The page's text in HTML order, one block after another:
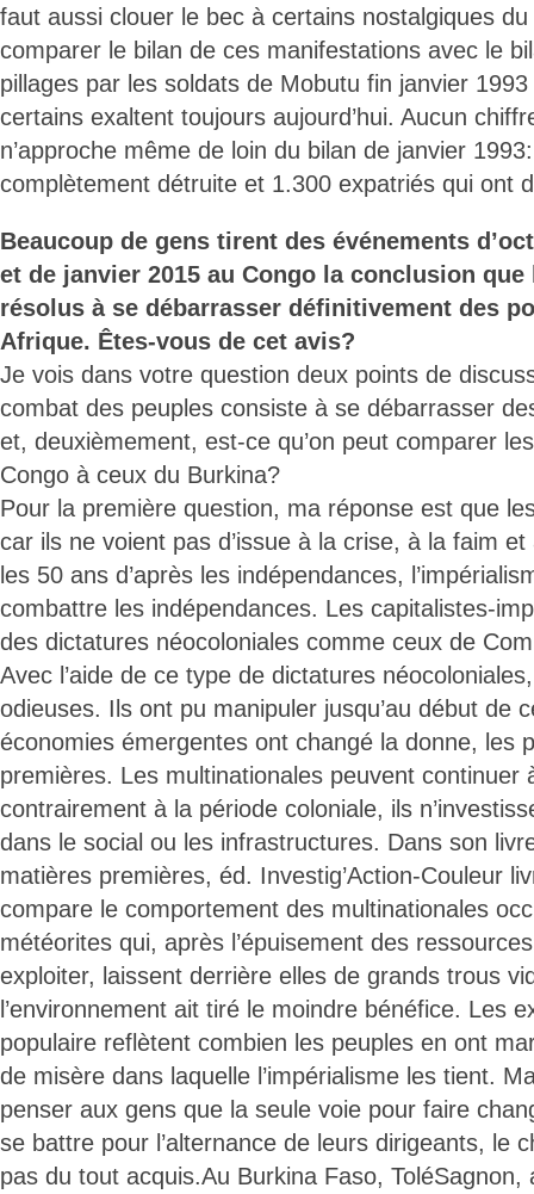
faut aussi clouer le bec à certains nostalgiques
comparer le bilan de ces manifestations avec le
pillages par les soldats de Mobutu fin janvier
certains exaltent toujours aujourd’hui. Aucun
n’approche même de loin du bilan de janvier
complètement détruite et 1.300 expatriés qui ont
Beaucoup de gens tirent des événements
et de janvier 2015 au Congo la conclusion
résolus à se débarrasser définitivement des
Afrique. Êtes-vous de cet avis?
Je vois dans votre question deux points de
combat des peuples consiste à se débarrasser
et, deuxièmement, est-ce qu’on peut comparer
Congo à ceux du Burkina?
Pour la première question, ma réponse est que
car ils ne voient pas d’issue à la crise, à la faim
les 50 ans d’après les indépendances,
combattre les indépendances. Les capitalistes-
des dictatures néocoloniales comme ceux de
Avec l’aide de ce type de dictatures
odieuses. Ils ont pu manipuler jusqu’au début de
économies émergentes ont changé la donne, les
premières. Les multinationales peuvent continuer
contrairement à la période coloniale, ils
dans le social ou les infrastructures. Dans son
matières premières, éd. Investig’Action-Couleur
compare le comportement des multinationales
météorites qui, après l’épuisement des
exploiter, laissent derrière elles de grands trous
l’environnement ait tiré le moindre bénéfice. Les
populaire reflètent combien les peuples en ont
de misère dans laquelle l’impérialisme les tient.
penser aux gens que la seule voie pour faire
se battre pour l’alternance de leurs dirigeants, le
pas du tout acquis.Au Burkina Faso, ToléSagnon,